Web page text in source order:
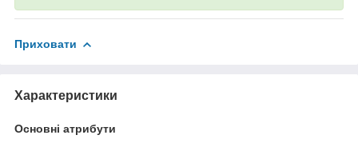
Приховати
Характеристики
Основні атрибути